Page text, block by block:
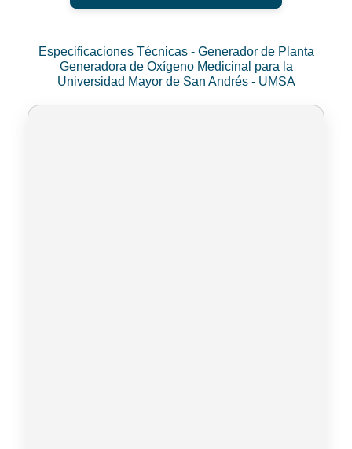
Especificaciones Técnicas - Generador de Planta
Generadora de Oxígeno Medicinal para la
Universidad Mayor de San Andrés - UMSA